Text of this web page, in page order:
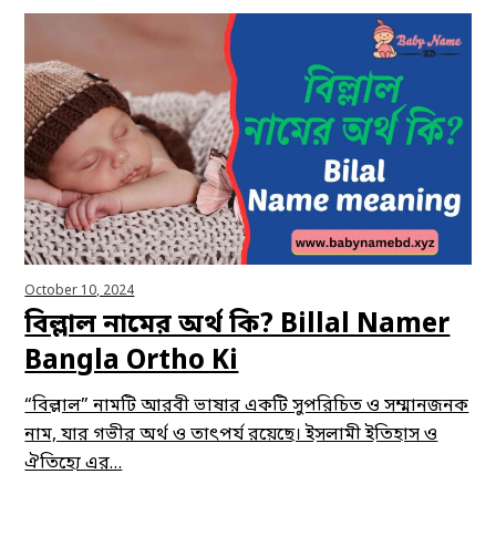
October 10, 2024
বিল্লাল নামের অর্থ কি? Billal Namer
Bangla Ortho Ki
“বিল্লাল” নামটি আরবী ভাষার একটি সুপরিচিত ও সম্মানজনক
নাম, যার গভীর অর্থ ও তাৎপর্য রয়েছে। ইসলামী ইতিহাস ও
ঐতিহ্যে এর…